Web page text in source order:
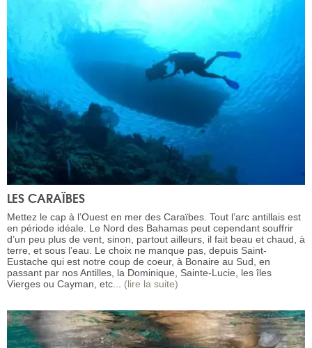
LES CARAÏBES
Mettez le cap à l’Ouest en mer des Caraïbes. Tout l’arc antillais est
en période idéale. Le Nord des Bahamas peut cependant souffrir
d’un peu plus de vent, sinon, partout ailleurs, il fait beau et chaud, à
terre, et sous l’eau. Le choix ne manque pas, depuis Saint-
Eustache qui est notre coup de coeur, à Bonaire au Sud, en
passant par nos Antilles, la Dominique, Sainte-Lucie, les îles
Vierges ou Cayman, etc... (lire la suite)